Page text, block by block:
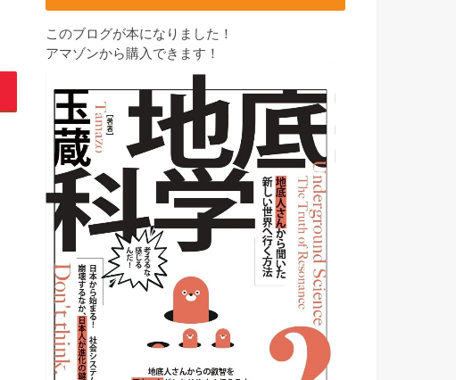
このブログが本になりました！
アマゾンから購入できます！